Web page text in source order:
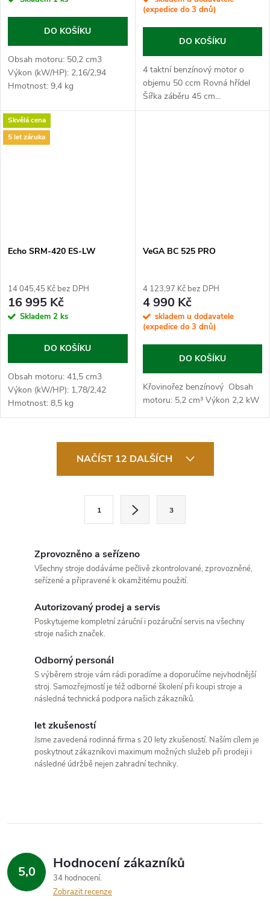
DO KOŠÍKU
Obsah motoru: 50,2 cm3
Výkon (kW/HP): 2,16/2,94
Hmotnost: 9,4 kg
(expedice do 3 dnů)
DO KOŠÍKU
4 taktní benzínový motor o
objemu 50 ccm Rovná hřídel
Šířka záběru 45 cm...
Skvělá cena
5 let záruka
Echo SRM-420 ES-LW
14 045,45 Kč bez DPH
16 995 Kč
Skladem 2 ks
DO KOŠÍKU
Obsah motoru: 41,5 cm3
Výkon (kW/HP): 1,78/2,42
Hmotnost: 8,5 kg
VeGA BC 525 PRO
4 123,97 Kč bez DPH
4 990 Kč
skladem u dodavatele
(expedice do 3 dnů)
DO KOŠÍKU
Křovinořez benzínový Obsah
motoru: 5,2 cm³ Výkon 2,2 kW
s
u
NAČÍST 12 DALŠÍCH
1 3
Zprovozněno a seřízeno
Všechny stroje dodáváme pečlivě zkontrolované, zprovozněné,
seřízené a připravené k okamžitému použití.
Autorizovaný prodej a servis
Poskytujeme kompletní záruční i pozáruční servis na všechny
stroje našich značek.
Odborný personál
S výběrem stroje vám rádi poradíme a doporučíme nejvhodnější
stroj. Samozřejmostí je též odborné školení při koupi stroje a
následná technická podpora našich zákazníků.
let zkušeností
Jsme zavedená rodinná firma s 20 lety zkušeností. Naším cílem je
poskytnout zákazníkovi maximum možných služeb při prodeji i
následné údržbě nejen zahradní techniky.
5,0 Hodnocení zákazníků
34 hodnocení
Zobrazit recenze